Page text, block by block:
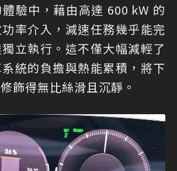
驗中，藉由高達 600 kW 的
率介入，減速任務幾乎能完
立執行。這不僅大幅減輕了
統的負擔與熱能累積，將下
飾得無比絲滑且沉靜。